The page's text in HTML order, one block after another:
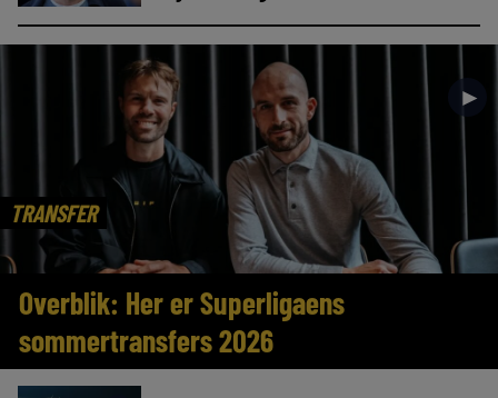
TRANSFER
►
Overblik: Her er Superligaens
sommertransfers 2026